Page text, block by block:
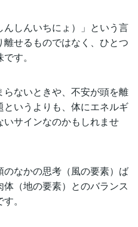
しんいちにょ）」という言
せるものではなく、ひとつ
す。
ないときや、不安が頭を離
いうよりも、体にエネルギ
サインなのかもしれませ
なかの思考（風の要素）ば
（地の要素）とのバランス
。